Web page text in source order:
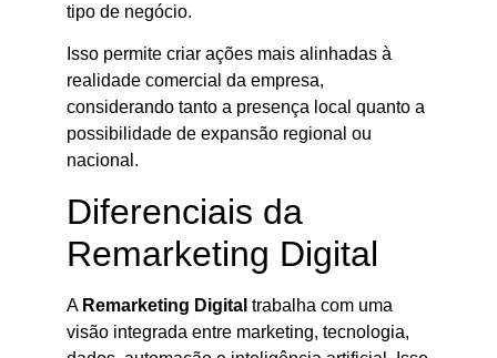
tipo de negócio.
Isso permite criar ações mais alinhadas à
realidade comercial da empresa,
considerando tanto a presença local quanto a
possibilidade de expansão regional ou
nacional.
Diferenciais da
Remarketing Digital
A Remarketing Digital trabalha com uma
visão integrada entre marketing, tecnologia,